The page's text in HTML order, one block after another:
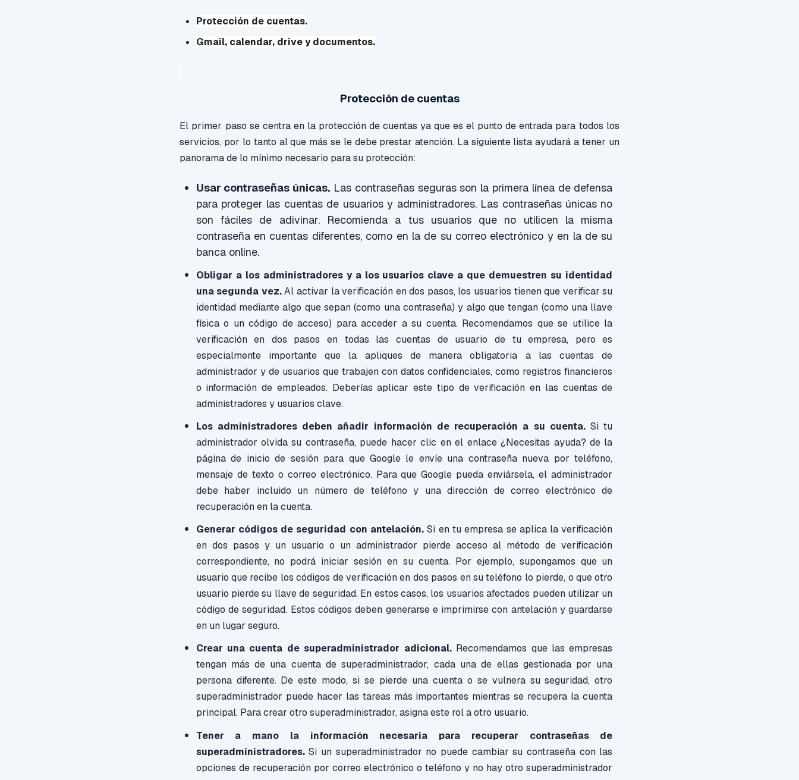
Protección de cuentas.
Gmail, calendar, drive y documentos.
Protección de cuentas
El primer paso se centra en la protección de cuentas ya que es el punto de entrada para todos los
servicios, por lo tanto al que más se le debe prestar atención. La siguiente lista ayudará a tener un
panorama de lo mínimo necesario para su protección:
Usar contraseñas únicas. Las contraseñas seguras son la primera línea de defensa
para proteger las cuentas de usuarios y administradores. Las contraseñas únicas no
son fáciles de adivinar. Recomienda a tus usuarios que no utilicen la misma
contraseña en cuentas diferentes, como en la de su correo electrónico y en la de su
banca online.
Obligar a los administradores y a los usuarios clave a que demuestren su identidad
una segunda vez.Al activar la verificación en dos pasos, los usuarios tienen que verificar su
identidad mediante algo que sepan (como una contraseña) y algo que tengan (como una llave
física o un código de acceso) para acceder a su cuenta. Recomendamos que se utilice la
verificación en dos pasos en todas las cuentas de usuario de tu empresa, pero es
especialmente importante que la apliques de manera obligatoria a las cuentas de
administrador y de usuarios que trabajen con datos confidenciales, como registros financieros
o información de empleados. Deberías aplicar este tipo de verificación en las cuentas de
administradores y usuarios clave.
Los administradores deben añadir información de recuperación a su cuenta.Si tu
administrador olvida su contraseña, puede hacer clic en el enlace ¿Necesitas ayuda? de la
página de inicio de sesión para que Google le envíe una contraseña nueva por teléfono,
mensaje de texto o correo electrónico. Para que Google pueda enviársela, el administrador
debe haber incluido un número de teléfono y una dirección de correo electrónico de
recuperación en la cuenta.
Generar códigos de seguridad con antelación.Si en tu empresa se aplica la verificación
en dos pasos y un usuario o un administrador pierde acceso al método de verificación
correspondiente, no podrá iniciar sesión en su cuenta. Por ejemplo, supongamos que un
usuario que recibe los códigos de verificación en dos pasos en su teléfono lo pierde, o que otro
usuario pierde su llave de seguridad. En estos casos, los usuarios afectados pueden utilizar un
código de seguridad. Estos códigos deben generarse e imprimirse con antelación y guardarse
en un lugar seguro.
Crear una cuenta de superadministrador adicional. Recomendamos que las empresas
tengan más de una cuenta de superadministrador, cada una de ellas gestionada por una
persona diferente. De este modo, si se pierde una cuenta o se vulnera su seguridad, otro
superadministrador puede hacer las tareas más importantes mientras se recupera la cuenta
principal. Para crear otro superadministrador, asigna este rol a otro usuario.
Tener a mano la información necesaria para recuperar contraseñas de
superadministradores.Si un superadministrador no puede cambiar su contraseña con las
opciones de recuperación por correo electrónico o teléfono y no hay otro superadministrador